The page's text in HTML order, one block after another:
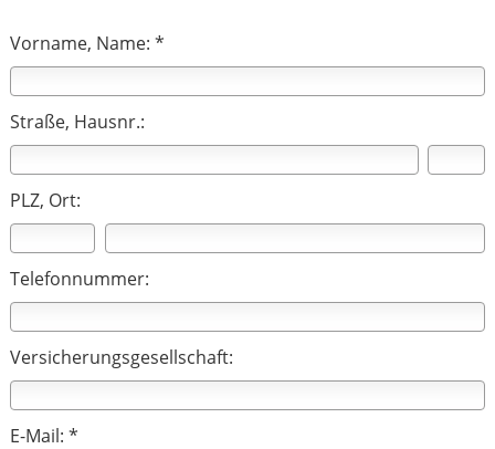
Vorname, Name: *
Straße, Hausnr.:
PLZ, Ort:
Telefonnummer:
Versicherungsgesellschaft:
E-Mail: *